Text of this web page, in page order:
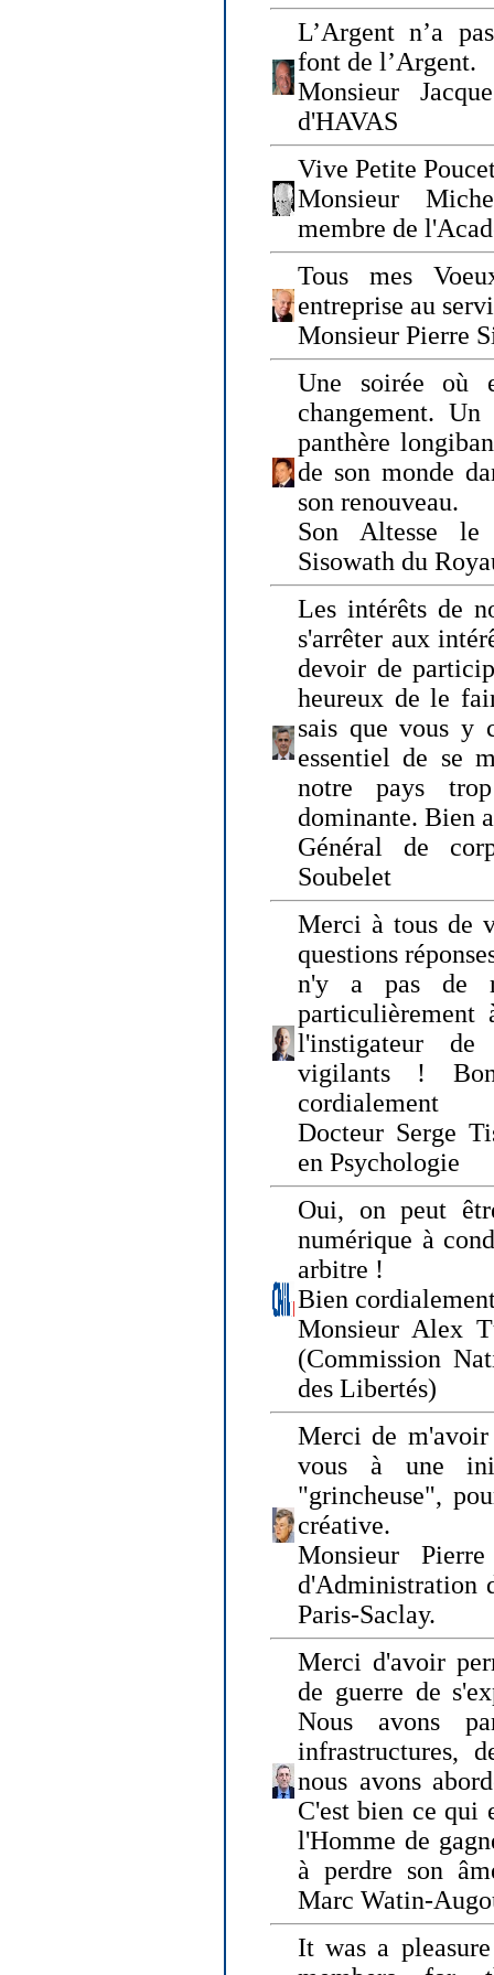
L’Argent n’a
font de l’Argent.
Monsieur
d'HAVAS
Vive Petite
Monsieur
membre de
Tous mes
entreprise au
Monsieur Pierre
Une soirée où
changement.
panthère
de son monde
son renouveau.
Son Altesse le
Sisowath du
Les intérêts de
s'arrêter aux
devoir de
heureux de le
sais que vous y
essentiel de se
notre pays
dominante. Bien
Général de
Soubelet
Merci à tous de
questions
n'y a pas de
l'instigateur de
vigilants !
cordialement
Docteur Serge
en Psychologie
Oui, on peut
numérique à
arbitre !
Bien
Monsieur Alex
(Commission
des Libertés)
Merci de
vous à une
"grincheuse",
créative.
Monsieur
d'Administration
Paris-Saclay.
Merci d'avoir
de guerre de
Nous avons
infrastructures,
nous avons
C'est bien ce qui
l'Homme de
à perdre son
Marc Watin-
It was a